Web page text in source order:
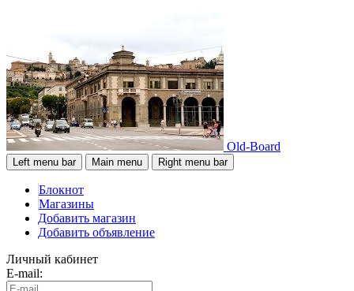
Old-Board
Left menu bar Main menu Right menu bar
Блокнот
Магазины
Добавить магазин
Добавить объявление
Личный кабинет
E-mail: